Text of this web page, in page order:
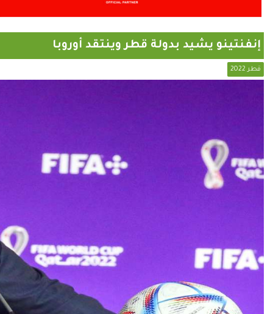
إنفنتينو يشيد بدولة قطر وينتقد أوروبا
قطر 2022